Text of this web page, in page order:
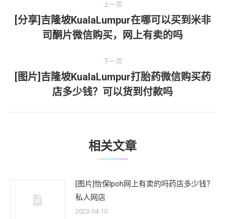
章
上一页
上
一
[分享]吉隆坡KualaLumpur在哪可以买到米非
司酮片微信购买，网上有卖的吗
下一页
下
一
文
[图片]吉隆坡KualaLumpur打胎药微信购买药
店多少钱？可以货到付款吗
相关文章
[图片]怡保lpoh网上有卖的吗药店多少钱？
私人网店
2023-04-10